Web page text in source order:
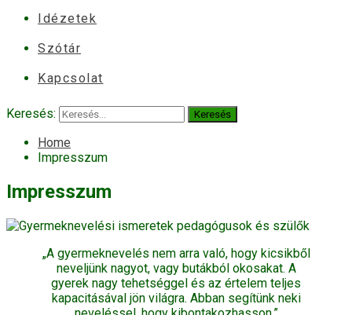
Idézetek
Szótár
Kapcsolat
Keresés:
Home
Impresszum
Impresszum
„A gyermeknevelés nem arra való, hogy kicsikből
neveljünk nagyot, vagy butákból okosakat. A
gyerek nagy tehetséggel és az értelem teljes
kapacitásával jön világra. Abban segítünk neki